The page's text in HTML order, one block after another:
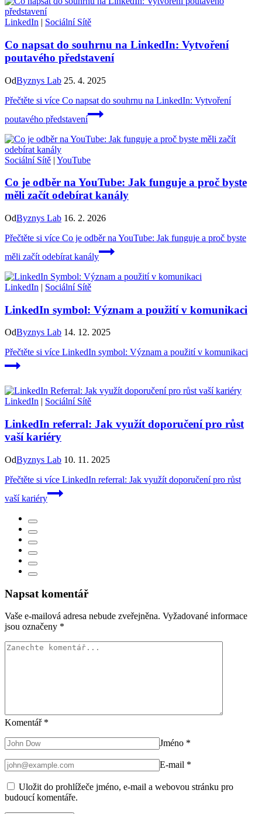
LinkedIn | Sociální Sítě
Co napsat do souhrnu na LinkedIn: Vytvoření
poutavého představení
OdByznys Lab 25. 4. 2025
Přečtěte si více Co napsat do souhrnu na LinkedIn: Vytvoření
poutavého představení
Sociální Sítě | YouTube
Co je odběr na YouTube: Jak funguje a proč byste
měli začít odebírat kanály
OdByznys Lab 16. 2. 2026
Přečtěte si více Co je odběr na YouTube: Jak funguje a proč byste
měli začít odebírat kanály
LinkedIn | Sociální Sítě
LinkedIn symbol: Význam a použití v komunikaci
OdByznys Lab 14. 12. 2025
Přečtěte si více LinkedIn symbol: Význam a použití v komunikaci
LinkedIn | Sociální Sítě
LinkedIn referral: Jak využít doporučení pro růst
vaší kariéry
OdByznys Lab 10. 11. 2025
Přečtěte si více LinkedIn referral: Jak využít doporučení pro růst
vaší kariéry
Napsat komentář
Vaše e-mailová adresa nebude zveřejněna. Vyžadované informace
jsou označeny *
Komentář *
Jméno *
E-mail *
Uložit do prohlížeče jméno, e-mail a webovou stránku pro
budoucí komentáře.